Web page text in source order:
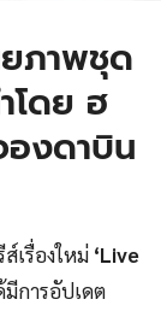
ภาพชุด
โดย ฮ
องดาบิน
เรื่องใหม่ ‘Live
การอัปเดต